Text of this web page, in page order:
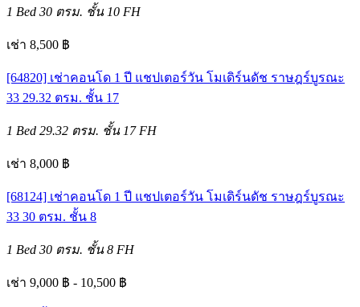
1 Bed 30 ตรม. ชั้น 10 FH
เช่า 8,500 ฿
[64820] เช่าคอนโด 1 ปี แชปเตอร์วัน โมเดิร์นดัช ราษฎร์บูรณะ
33 29.32 ตรม. ชั้น 17
1 Bed 29.32 ตรม. ชั้น 17 FH
เช่า 8,000 ฿
[68124] เช่าคอนโด 1 ปี แชปเตอร์วัน โมเดิร์นดัช ราษฎร์บูรณะ
33 30 ตรม. ชั้น 8
1 Bed 30 ตรม. ชั้น 8 FH
เช่า 9,000 ฿ - 10,500 ฿